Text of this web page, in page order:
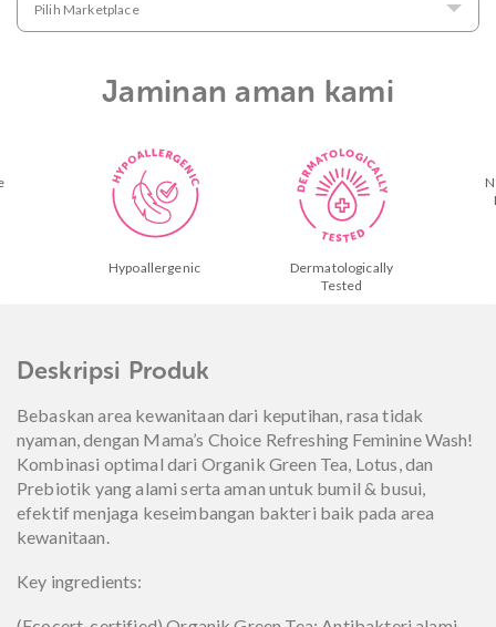
Pilih Marketplace
Jaminan aman kami
Dermatologically
Natural Active
Ingredients
Deskripsi Produk
Bebaskan area kewanitaan dari keputihan, rasa tidak
nyaman, dengan Mama’s Choice Refreshing Feminine Wash!
Kombinasi optimal dari Organik Green Tea, Lotus, dan
Prebiotik yang alami serta aman untuk bumil & busui,
efektif menjaga keseimbangan bakteri baik pada area
kewanitaan.
Key ingredients: